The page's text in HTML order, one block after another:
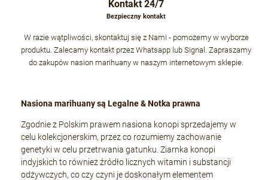
Kontakt 24/7
Bezpieczny kontakt
W razie wątpliwości, skontaktuj się z Nami - pomożemy w wyborze
produktu. Zalecamy kontakt przez Whatsapp lub Signal. Zapraszamy
do zakupów nasion marihuany w naszym internetowym sklepie.
Nasiona marihuany są Legalne & Notka prawna
Zgodnie z Polskim prawem nasiona konopi sprzedajemy w
celu kolekcjonerskim, przez co rozumiemy zachowanie
genetyki w celu przetrwania gatunku. Ziarnka konopi
indyjskich to również źródło licznych witamin i substancji
odżywczych, co czy czyni je doskonałym elementem